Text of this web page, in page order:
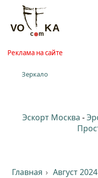
Реклама на сайте
Зеркало
Эскорт Москва -
Главная Август 2024